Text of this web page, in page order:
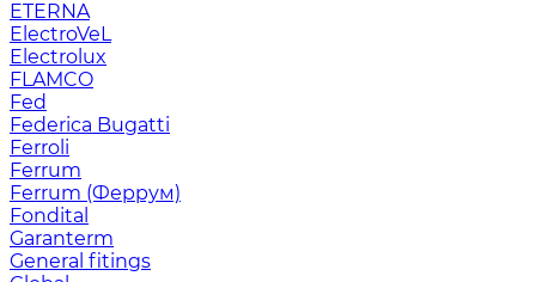
ETERNA
ElectroVeL
Electrolux
FLAMCO
Fed
Federica Bugatti
Ferroli
Ferrum
Ferrum (Феррум)
Fondital
Garanterm
General fitings